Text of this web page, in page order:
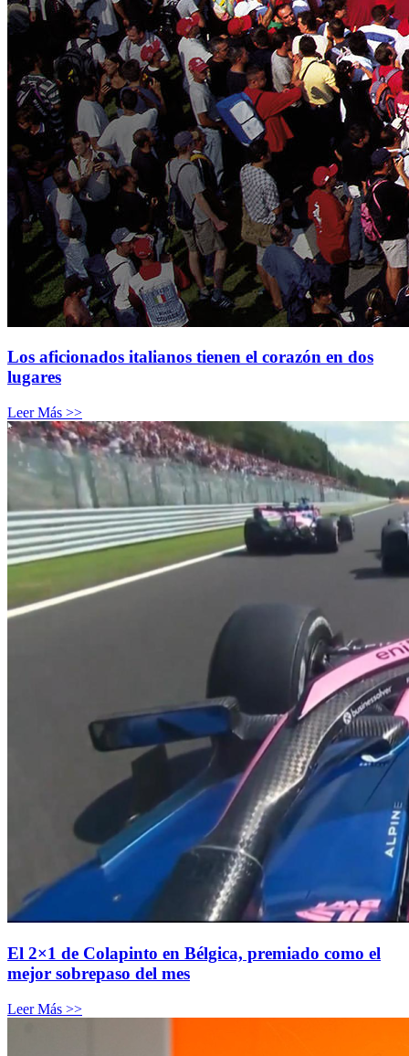
Los aficionados italianos tienen el corazón en dos
lugares
Leer Más >>
El 2×1 de Colapinto en Bélgica, premiado como el
mejor sobrepaso del mes
Leer Más >>